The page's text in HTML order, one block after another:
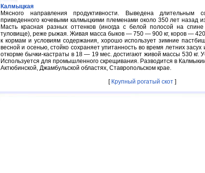
Калмыцкая
Мясного направления продуктивности. Выведена длительным
приведенного кочевыми калмыцкими племенами около 350 лет назад
Масть красная разных оттенков (иногда с белой полосой на
туловище), реже рыжая. Живая масса быков — 750 — 900 кг, коров —
к кормам и условиям содержания, хорошо использует зимние
весной и осенью, стойко сохраняет упитанность во время летних
откорме бычки-кастраты в 18 — 19 мес. достигают живой массы 530
Используется для промышленного скрещивания. Разводится в
Актюбинской, Джамбульской областях, Ставропольском крае.
[ Крупный рогатый скот]